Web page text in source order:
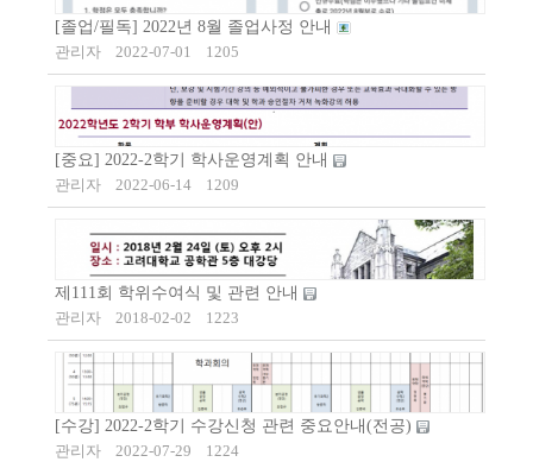
[졸업/필독] 2022년 8월 졸업사정 안내
관리자
2022-07-01 1205
[중요] 2022-2학기 학사운영계획 안내
관리자
2022-06-14 1209
제111회 학위수여식 및 관련 안내
관리자
2018-02-02 1223
[수강] 2022-2학기 수강신청 관련 중요안내(전공)
관리자
2022-07-29 1224